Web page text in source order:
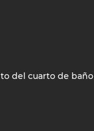
del cuarto de baño